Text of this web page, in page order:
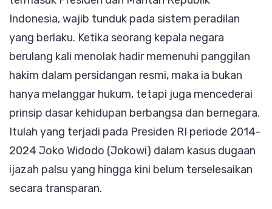
Indonesia, wajib tunduk pada sistem peradilan
yang berlaku. Ketika seorang kepala negara
berulang kali menolak hadir memenuhi panggilan
hakim dalam persidangan resmi, maka ia bukan
hanya melanggar hukum, tetapi juga mencederai
prinsip dasar kehidupan berbangsa dan bernegara.
Itulah yang terjadi pada Presiden RI periode 2014-
2024 Joko Widodo (Jokowi) dalam kasus dugaan
ijazah palsu yang hingga kini belum terselesaikan
secara transparan.